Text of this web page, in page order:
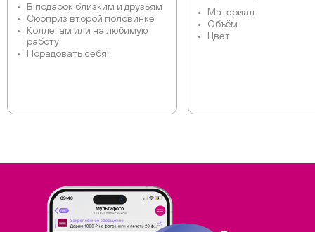
В подарок близким и друзьям
Сюрприз второй половинке
Коллегам или на любимую
работу
Порадовать себя!
Материал
Объём
Цвет